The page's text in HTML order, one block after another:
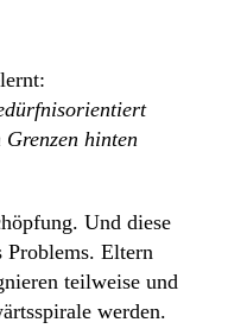
hinten
Und diese
Eltern
teilweise und
werden.